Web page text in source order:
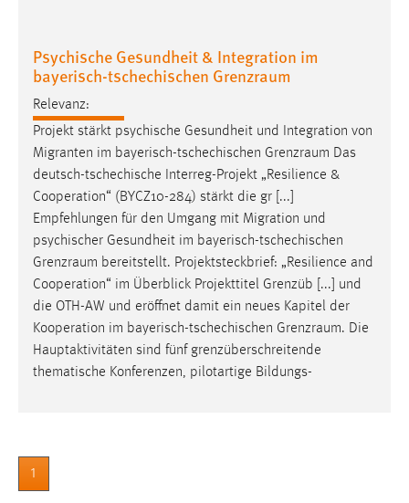
Psychische Gesundheit & Integration im
bayerisch-tschechischen Grenzraum
Relevanz:
Projekt stärkt psychische Gesundheit und Integration von
Migranten im bayerisch-tschechischen Grenzraum Das
deutsch-tschechische Interreg-Projekt „Resilience &
Cooperation“ (BYCZ10-284) stärkt die gr [...]
Empfehlungen für den Umgang mit Migration und
psychischer Gesundheit im bayerisch-tschechischen
Grenzraum bereitstellt. Projektsteckbrief: „Resilience and
Cooperation“ im Überblick Projekttitel Grenzüb [...] und
die OTH-AW und eröffnet damit ein neues Kapitel der
Kooperation im bayerisch-tschechischen Grenzraum. Die
Hauptaktivitäten sind fünf grenzüberschreitende
thematische Konferenzen, pilotartige Bildungs-
1
Chat
Name:
MibewSessionID, MIBEW_UserID, mibew_locale, mibew-
chat-frame-style-5e9dbeb1811c0446
Zweck:
Wird benötigt um die Chatfunktion nutzen zu können.
Cookie Laufzeit:
MibewSessionID, mibew-chat-frame-style-
5e9dbeb1811c0446 = Sitzungslaufzeit, mibew_locale = 3
Jahre, MIBEW_UserID = 1 Jahr
Login